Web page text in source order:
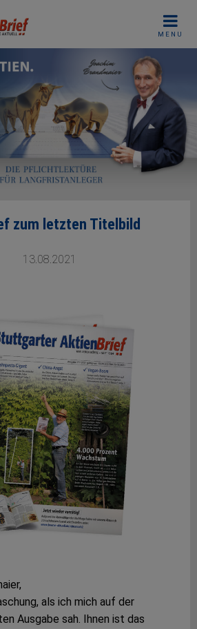
MENU
zum letzten Titelbild
13.08.2021
als ich mich auf der
Ausgabe sah. Ihnen ist das